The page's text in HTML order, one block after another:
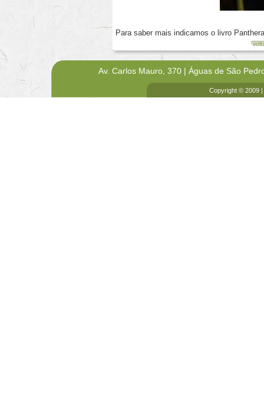
Para saber mais indicamos o livro
Av. Carlos Mauro, 370 | Águas de São
Copyright © 2009